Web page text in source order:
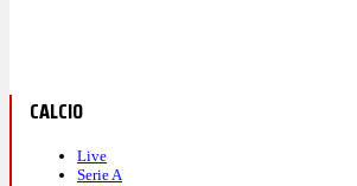
CALCIO
Live
Serie A